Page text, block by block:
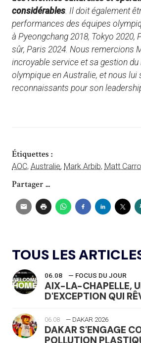
considérables . Il doit également
performances des équipes
à Pyeongchang 2018, Tokyo 2020,
sûr, Paris 2024. Nous remercions
incroyable service et sa gestion
olympique en Australie, et nous lui
reconnaissants pour son
Étiquettes :
AOC, Australie, Mark Arbib, Matt
Partager ...
TOUS LES
06.08 — FOCUS DU JOUR
AIX-LA-CHAPELLE,
D'EXCEPTION QUI
06.08 — DAKAR 2026
DAKAR S'ENGAGE
POLLUTION